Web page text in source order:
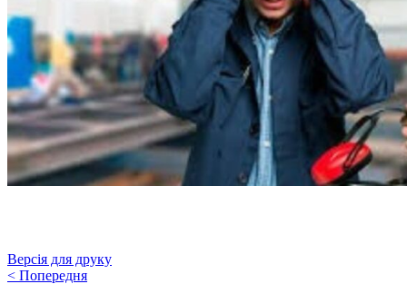
Версія для друку
< Попередня